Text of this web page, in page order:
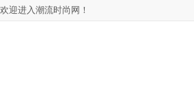
欢迎进入潮流时尚网！